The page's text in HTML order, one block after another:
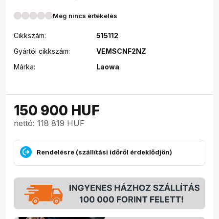
Még nincs értékelés
Cikkszám:
515112
Gyártói cikkszám:
VEMSCNF2NZ
Márka:
Laowa
150 900 HUF
nettó: 118 819 HUF
Rendelésre (szállítási időről érdeklődjön)